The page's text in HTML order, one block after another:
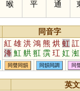
喉 平 通
同音字
紅 雄 洪 鴻 熊 烘 虹 訌
洚 魟 舼 羾 霟 玒 妅 渱
谼 葒 黌
同聲同韻 同韻同調 同
英